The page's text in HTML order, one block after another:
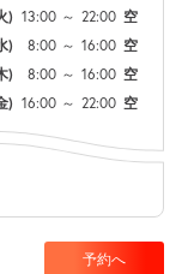
) 13:00 ～ 22:00 空
) 8:00 ～ 16:00 空
) 8:00 ～ 16:00 空
) 16:00 ～ 22:00 空
予約へ